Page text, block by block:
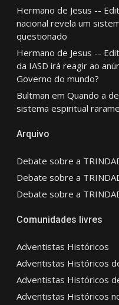
Hermano de Jesus --
nacional revela um
questionado
Hermano de Jesus --
da IASD irá reagir ao
Governo do mundo?
Bultman em Quando a
sistema espiritual
Arquivo
Debate sobre a
Debate sobre a
Debate sobre a
Comunidades livres
Adventistas Históricos
Adventistas Históricos
Adventistas Históricos
Adventistas Históricos